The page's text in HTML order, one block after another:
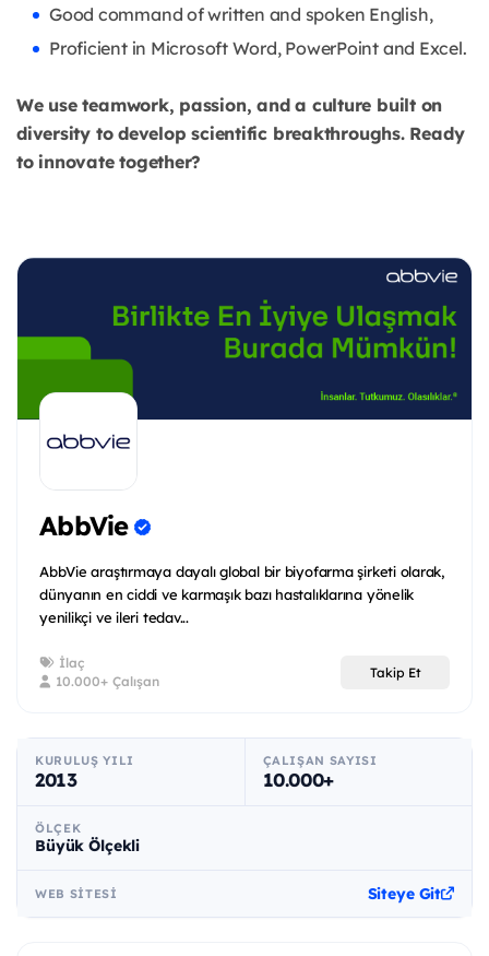
Good command of written and spoken English,
Proficient in Microsoft Word, PowerPoint and Excel.
We use teamwork, passion, and a culture built on
diversity to develop scientific breakthroughs. Ready
to innovate together?
AbbVie
AbbVie araştırmaya dayalı global bir biyofarma şirketi olarak,
dünyanın en ciddi ve karmaşık bazı hastalıklarına yönelik
yenilikçi ve ileri tedav...
İlaç
10.000+ Çalışan
Takip Et
KURULUŞ YILI
2013
ÇALIŞAN SAYISI
10.000+
ÖLÇEK
Büyük Ölçekli
WEB SITESI Siteye Git